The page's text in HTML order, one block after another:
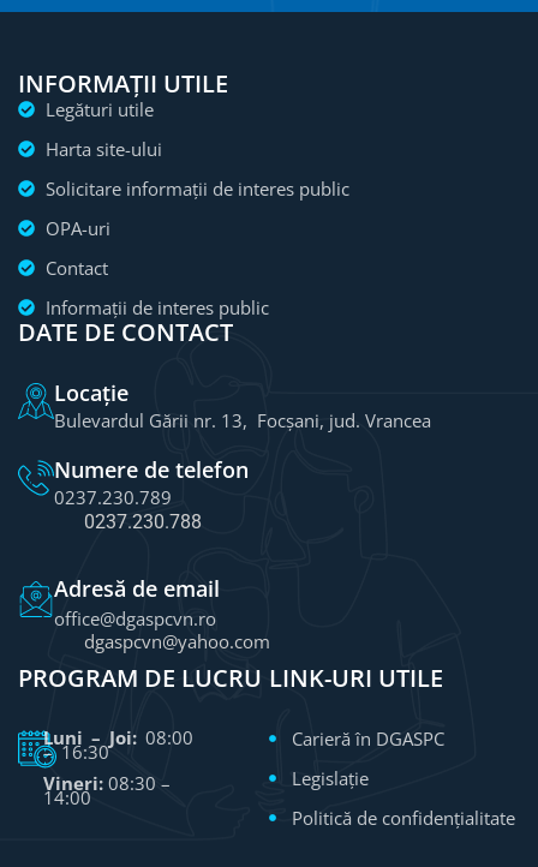
INFORMAȚII UTILE
Legături utile
Harta site-ului
Solicitare informații de interes public
OPA-uri
Contact
Informații de interes public
DATE DE CONTACT
Locație
Bulevardul Gării nr. 13, Focșani, jud. Vrancea
Numere de telefon
0237.230.789
0237.230.788
Adresă de email
office@dgaspcvn.ro
dgaspcvn@yahoo.com
PROGRAM DE LUCRU
Luni – Joi: 08:00
– 16:30
Vineri: 08:30 –
14:00
LINK-URI UTILE
Carieră în DGASPC
Legislație
Politică de confidențialitate